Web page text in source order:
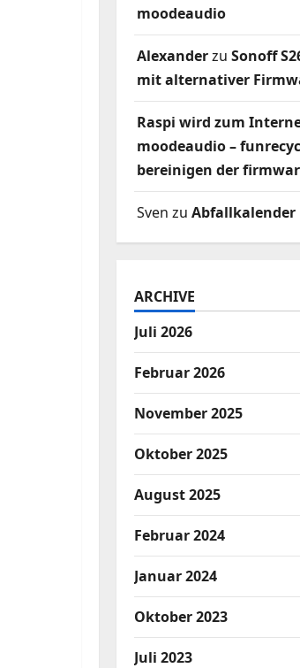
moodeaudio
Alexanderzu Sonoff
mit alternativer
Raspi wird zum
moodeaudio –
bereinigen der
Sven zu
ARCHIVE
Juli 2026
Februar 2026
November 2025
Oktober 2025
August 2025
Februar 2024
Januar 2024
Oktober 2023
Juli 2023